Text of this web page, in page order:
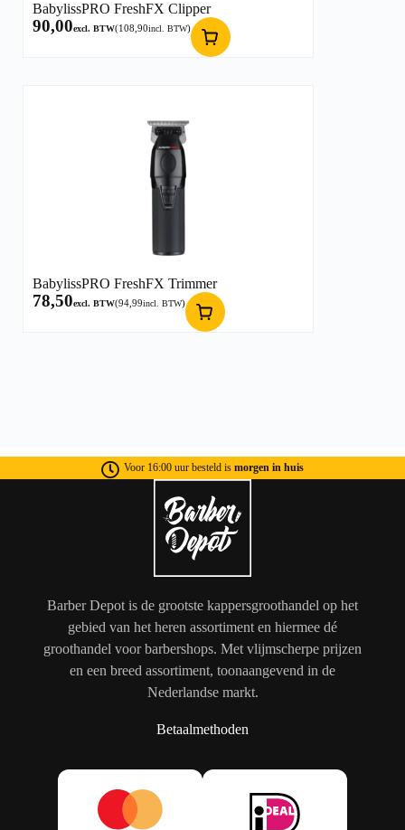
BabylissPRO FreshFX Clipper
90,00excl. BTW(108,90incl. BTW)
BabylissPRO FreshFX Trimmer
78,50excl. BTW(94,99incl. BTW)
Voor 16:00 uur besteld is morgen in huis
Barber Depot is de grootste kappersgroothandel op het
gebied van het heren assortiment en hiermee dé
groothandel voor barbershops. Met vlijmscherpe prijzen
en een breed assortiment, toonaangevend in de
Nederlandse markt.
Betaalmethoden